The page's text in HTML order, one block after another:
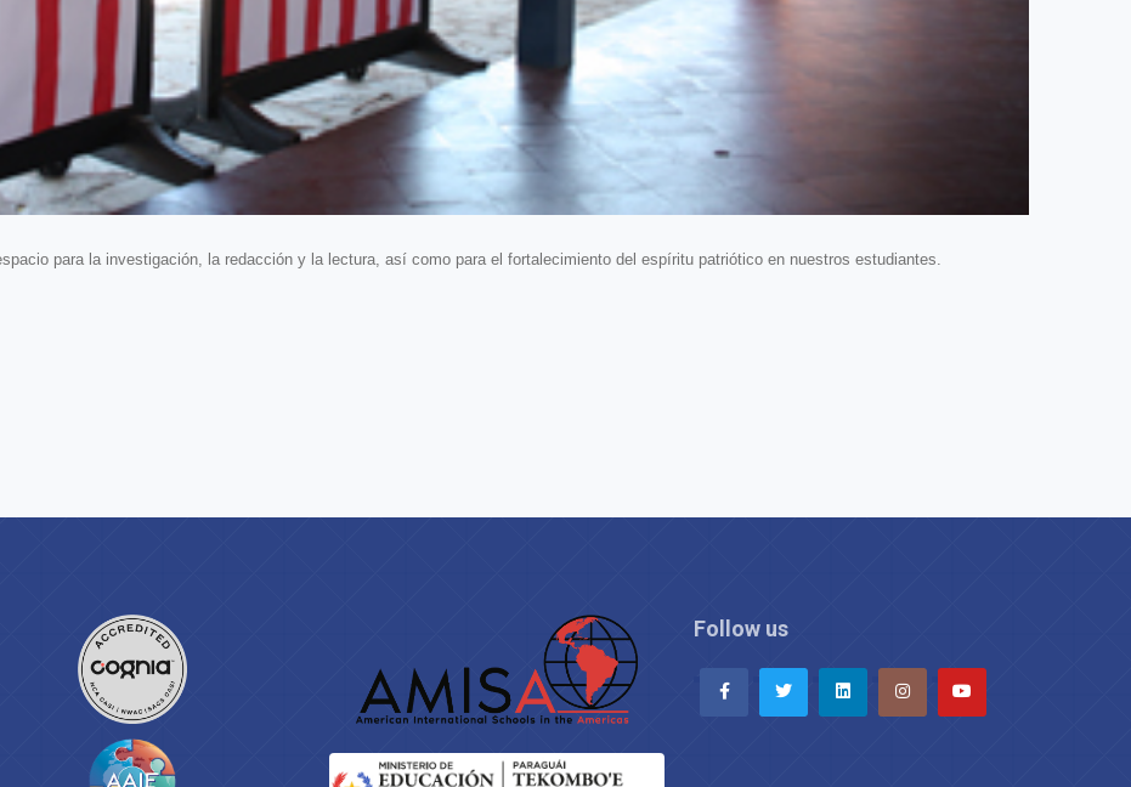
para la investigación, la redacción y la lectura, así como para el fortalecimiento del espíritu patriótico en nuestros estudiantes.
Follow us